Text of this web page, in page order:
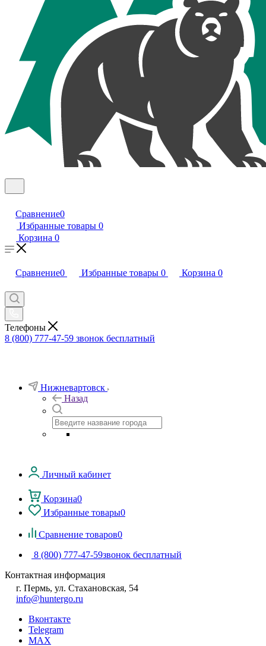
Сравнение0
Избранные товары 0
Корзина 0
Сравнение0 Избранные товары 0 Корзина 0
Телефоны
8 (800) 777-47-59 звонок бесплатный
Нижневартовск
Назад
Личный кабинет
Корзина0
Избранные товары0
Сравнение товаров0
8 (800) 777-47-59звонок бесплатный
Контактная информация
г. Пермь, ул. Стахановская, 54
info@huntergo.ru
Вконтакте
Telegram
MAX